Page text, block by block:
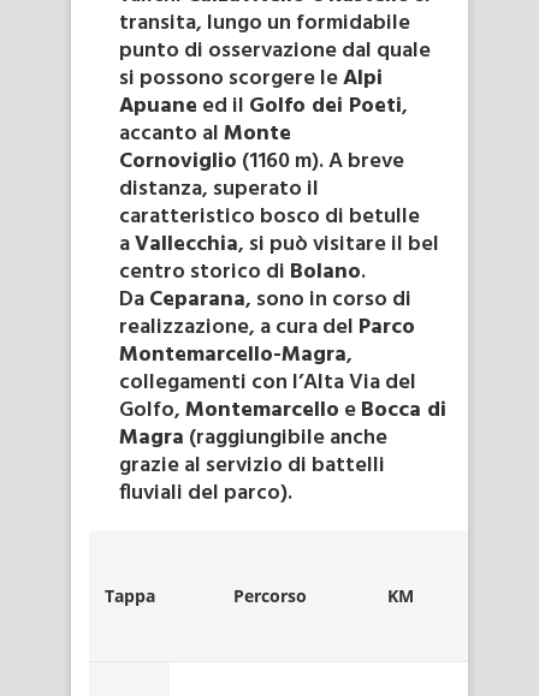
transita, lungo un formidabile
punto di osservazione dal quale
si possono scorgere leAlpi
Apuane ed il Golfo dei Poeti,
accanto alMonte
Cornoviglio (1160 m). A breve
distanza, superato il
caratteristico bosco di betulle
aVallecchia, si può visitare il bel
centro storico di Bolano.
DaCeparana, sono in corso di
realizzazione, a cura del Parco
Montemarcello-Magra,
collegamenti con l’Alta Via del
Golfo,Montemarcello eBocca di
Magra (raggiungibile anche
grazie al servizio di battelli
fluviali del parco).
Tappa Percorso KM